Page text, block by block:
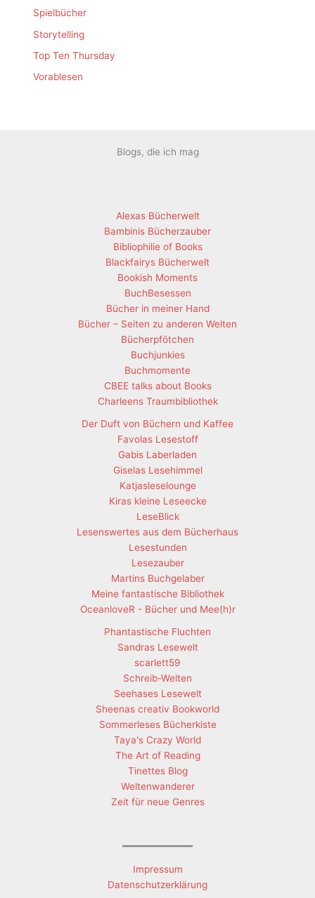
Spielbücher
Storytelling
Top Ten Thursday
Vorablesen
Blogs, die ich mag
Alexas Bücherwelt
Bambinis Bücherzauber
Bibliophilie of Books
Blackfairys Bücherwelt
Bookish Moments
BuchBesessen
Bücher in meiner Hand
Bücher – Seiten zu anderen Welten
Bücherpfötchen
Buchjunkies
Buchmomente
CBEE talks about Books
Charleens Traumbibliothek
Der Duft von Büchern und Kaffee
Favolas Lesestoff
Gabis Laberladen
Giselas Lesehimmel
Katjasleselounge
Kiras kleine Leseecke
LeseBlick
Lesenswertes aus dem Bücherhaus
Lesestunden
Lesezauber
Martins Buchgelaber
Meine fantastische Bibliothek
OceanloveR - Bücher und Mee(h)r
Phantastische Fluchten
Sandras Lesewelt
scarlett59
Schreib-Welten
Seehases Lesewelt
Sheenas creativ Bookworld
Sommerleses Bücherkiste
Taya's Crazy World
The Art of Reading
Tinettes Blog
Weltenwanderer
Zeit für neue Genres
Impressum
Datenschutzerklärung